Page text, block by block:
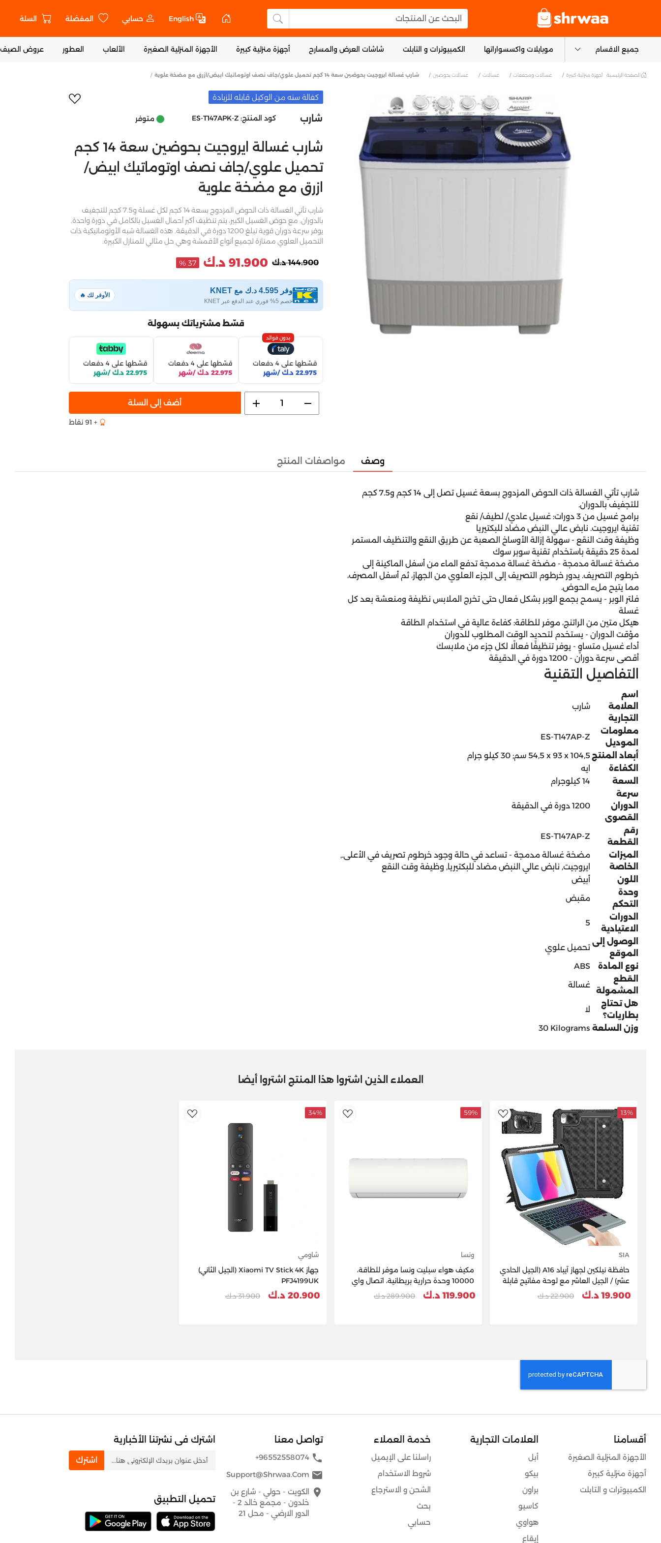
البحث عن المنتجات
البحث عن المنتجات
English حسابي المفضلة السلة
جميع الاقسام موبايلات واكسسواراتها الكمبيوترات و التابلت شاشات العرض والمسارح أجهزة منزلية كبيرة الأجهزة المنزلية الصغيرة الألعاب العطور عروض الصيف
الصفحة الرئيسية أجهزة منزلية كبيرة غسالات ومجففات غسالات غسالات بحوضين شارب غسالة ايروجيت بحوضين سعة 14 كجم تحميل علوي/جاف نصف اوتوماتيك ابيض/ازرق مع مضخة علوية
كفالة سنه من الوكيل قابله للزيادة أضف إلى
شارب كود المنتج: ES-T147APK-Z متوفر
شارب غسالة ايروجيت بحوضين سعة 14 كجم
تحميل علوي/جاف نصف اوتوماتيك ابيض/
ازرق مع مضخة علوية
شارب تأتي الغسالة ذات الحوض المزدوج بسعة 14 كجم لكل غسلة و7.5 كجم للتجفيف
بالدوران. مع حوض الغسيل الكبير، يتم تنظيف أكبر أحمال الغسيل بالكامل في دورة واحدة.
يوفر سرعة دوران قوية تبلغ 1200 دورة في الدقيقة. هذه الغسالة شبه الأوتوماتيكية ذات
التحميل العلوي ممتازة لجميع أنواع الأقمشة وهي حل مثالي للمنازل الكبيرة.
144.900 د.ك 91.900 د.ك 37 %
وفر 4.595 د.ك مع KNET
خصم 5% فوري عند الدفع عبر KNET
الأوفر لك 🔥
قسّط مشترياتك بسهولة
بدون فوائد
قسّطها على 4 دفعات
22.975 د.ك /شهر
قسّطها على 4 دفعات
22.975 د.ك /شهر
قسّطها على 4 دفعات
22.975 د.ك /شهر
remove
1
add أضف إلى السلة
+ 91 نقاط
وصف مواصفات المنتج
شارب تأتي الغسالة ذات الحوض المزدوج بسعة غسيل تصل إلى 14 كجم و7.5 كجم
للتجفيف بالدوران.
برامج غسيل من 3 دورات: غسيل عادي/ لطيف/ نقع
تقنية ايروجيت. نابض عالي النبض مضاد للبكتيريا
وظيفة وقت النقع - سهولة إزالة الأوساخ الصعبة عن طريق النقع والتنظيف المستمر
لمدة 25 دقيقة باستخدام تقنية سوبر سوك
مضخة غسالة مدمجة - مضخة غسالة مدمجة تدفع الماء من أسفل الماكينة إلى
خرطوم التصريف. يدور خرطوم التصريف إلى الجزء العلوي من الجهاز، ثم أسفل المصرف،
مما يتيح ملء الحوض.
فلتر الوبر - يسمح بجمع الوبر بشكل فعال حتى تخرج الملابس نظيفة ومنعشة بعد كل
غسلة
هيكل متين من الراتنج، موفر للطاقة: كفاءة عالية في استخدام الطاقة
مؤقت الدوران - يستخدم لتحديد الوقت المطلوب للدوران
أداء غسيل متساوٍ - يوفر تنظيفًا فعالًا لكل جزء من ملابسك
أقصى سرعة دوران - 1200 دورة في الدقيقة
التفاصيل التقنية
اسم
العلامة
التجارية
معلومات
الموديل
‎ES-T147AP-Z
أبعاد المنتج ‎54,5 x 93 x 104,5 سم; 30 كيلو جرام
الكفاءة
السعة
‎14 كيلوجرام
سرعة
الدوران
القصوى
‎1200 دورة في الدقيقة
رقم
القطعة
‎ES-T147AP-Z
الميزات
الخاصة
‎مضخة غسالة مدمجة - تساعد في حالة وجود خرطوم تصريف في الأعلى.,
ايروجيت, نابض عالي النبض مضاد للبكتيريا, وظيفة وقت النقع
اللون
وحدة
التحكم
الدورات
الاعتيادية
‎5
الوصول إلى
الموقع
نوع المادة
‎ABS
القطع
المشمولة
هل تحتاج
بطاريات؟
وزن السلعة ‎30 Kilograms
العملاء الذين اشتروا هذا المنتج اشتروا أيضا
AddToWishlist
13%
SIA
حافظة نيلكين لجهاز آيباد A16 (الجيل الحادي
عشر) / الجيل العاشر مع لوحة مفاتيح قابلة
للفصل، ولوحة تتبع سحرية، وإضاءة خلفية
19.900 د.ك 22.900 د.ك
AddToWishlist
59%
ونسا
مكيف هواء سبليت ونسا موفر للطاقة،
10000 وحدة حرارية بريطانية، اتصال واي
فاي - أبيض
119.900 د.ك 289.900 د.ك
AddToWishlist
34%
شاومي
جهاز Xiaomi TV Stick 4K (الجيل الثاني)
PFJ4199UK
20.900 د.ك 31.900 د.ك
أقسامنا
الأجهزة المنزلية الصغيرة
أجهزة منزلية كبيرة
الكمبيوترات و التابلت
العلامات التجارية
أبل
بيكو
براون
كاسيو
هواوي
إيقاع
خدمة العملاء
راسلنا على الإيميل
شروط الاستخدام
الشحن و الاسترجاع
بحث
حسابي
تواصل معنا
phone
+96552558074
mail
Support@shrwaa.com
place الكويت - حولي - شارع بن
خلدون - مجمع خالد 2 -
الدور الارضي - محل 21
اشترك فى نشرتنا الأخبارية
اشترك
تحميل التطبيق